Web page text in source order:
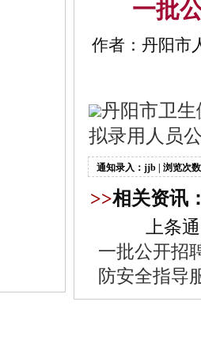
一批
作者：丹阳市
丹阳市卫
拟录用人员
通知录入：jjb | 浏览次
>>相关资讯
上条
一批公开招
防安全指导